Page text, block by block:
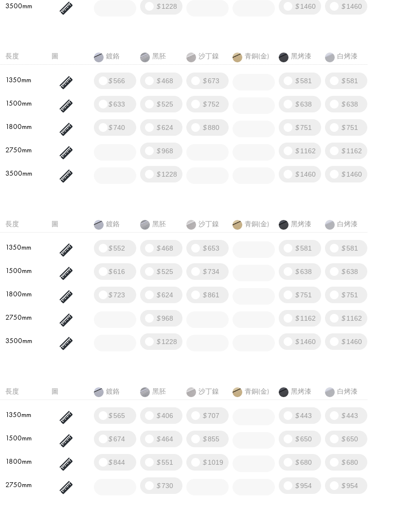
3500mm 1228 1460 1460
長度 圖 鍍鉻 黑胚 沙丁鎳 青銅(金) 黑烤漆 白烤漆
1350mm 566 468 673 581 581
1500mm 633 525 752 638 638
1800mm 740 624 880 751 751
2750mm 968 1162 1162
3500mm 1228 1460 1460
長度 圖 鍍鉻 黑胚 沙丁鎳 青銅(金) 黑烤漆 白烤漆
1350mm 552 468 653 581 581
1500mm 616 525 734 638 638
1800mm 723 624 861 751 751
2750mm 968 1162 1162
3500mm 1228 1460 1460
長度 圖 鍍鉻 黑胚 沙丁鎳 青銅(金) 黑烤漆 白烤漆
1350mm 565 406 707 443 443
1500mm 674 464 855 650 650
1800mm 844 551 1019 680 680
2750mm 730 954 954